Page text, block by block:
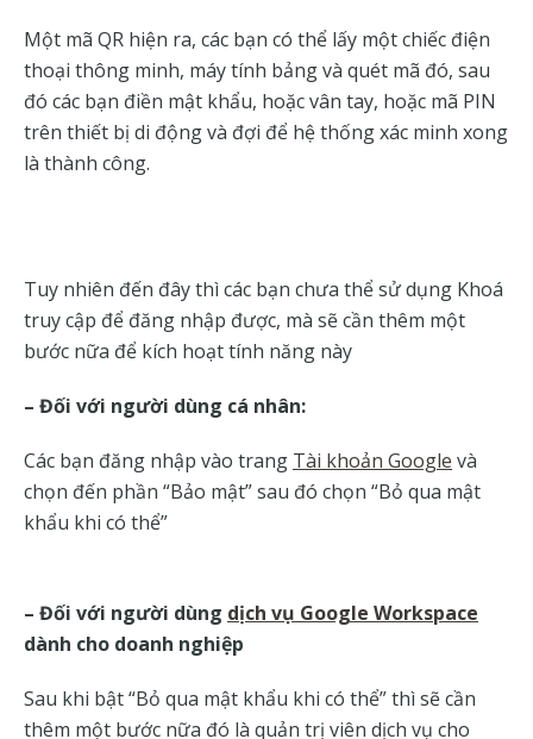
Một mã QR hiện ra, các bạn có thể lấy một chiếc điện
thoại thông minh, máy tính bảng và quét mã đó, sau
đó các bạn điền mật khẩu, hoặc vân tay, hoặc mã PIN
trên thiết bị di động và đợi để hệ thống xác minh xong
là thành công.
Tuy nhiên đến đây thì các bạn chưa thể sử dụng Khoá
truy cập để đăng nhập được, mà sẽ cần thêm một
bước nữa để kích hoạt tính năng này
– Đối với người dùng cá nhân:
Các bạn đăng nhập vào trang Tài khoản Google và
chọn đến phần “Bảo mật” sau đó chọn “Bỏ qua mật
khẩu khi có thể”
– Đối với người dùng dịch vụ Google Workspace
dành cho doanh nghiệp
Sau khi bật “Bỏ qua mật khẩu khi có thể” thì sẽ cần
thêm một bước nữa đó là quản trị viên dịch vụ cho